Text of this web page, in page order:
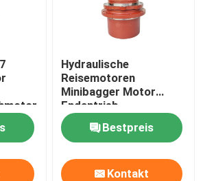
Hydraulische
Reisemotoren
Minibagger Motor
Endantrieb
Bestpreis
Kontakt